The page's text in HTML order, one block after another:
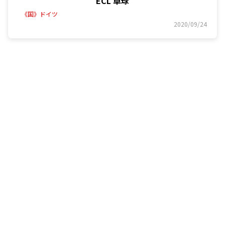
《国》ドイツ
2020/09/24